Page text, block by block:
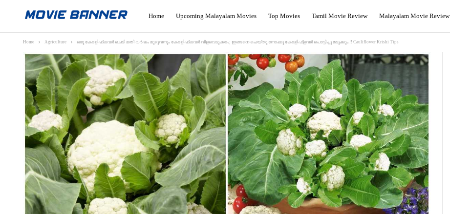
Home Upcoming Malayalam Movies Top Movies Tamil Movie Review Malayalam Movie Review
Home Agriculture ഒരു കോളിഫ്ലവർ ചെടി മതി വർഷം മുഴുവനും കോളിഫ്ലവർ വിളവെടുക്കാം; ഇങ്ങനെ ചെയ്തു നോക്കൂ കോളിഫ്‌ളവർ പൊട്ടിച്ചു മടുക്കും.!! Cauliflower Krishi Tips